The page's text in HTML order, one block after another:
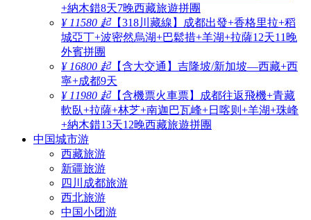
+納木錯8天7晚西藏旅遊拼團
¥ 11580 起【318川藏線】成都出發+香格里拉+稻
城亞丁+波密然烏湖+巴鬆措+羊湖+拉薩12天11晚
外賓拼團
¥ 16800 起【含大交通】吉隆坡/新加坡—西藏+西
寧+成都9天
¥ 11980 起【含機票火車票】成都往返飛機+青藏
軟臥+拉薩+林芝+南迦巴瓦峰+日喀则+羊湖+珠峰
+納木錯13天12晚西藏旅遊拼團
中国城市游
西藏旅游
新疆旅游
四川成都旅游
西北旅游
中国小团游